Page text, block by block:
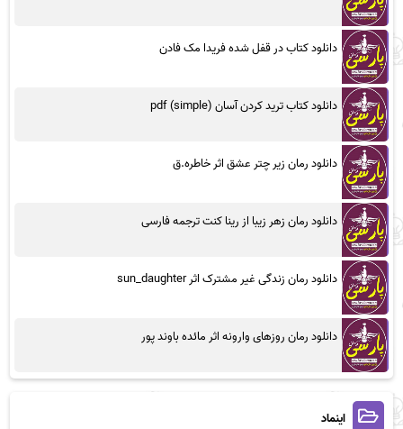
دانلود کتاب در قفل شده فریدا مک فادن
دانلود کتاب ترید کردن آسان (simple) pdf
دانلود رمان زیر چتر عشق اثر خاطره.ق
دانلود رمان زهر زیبا از رینا کنت ترجمه فارسی
دانلود رمان زندگی غیر مشترک اثر sun_daughter
دانلود رمان روزهای وارونه اثر مائده باوند پور
اینماد